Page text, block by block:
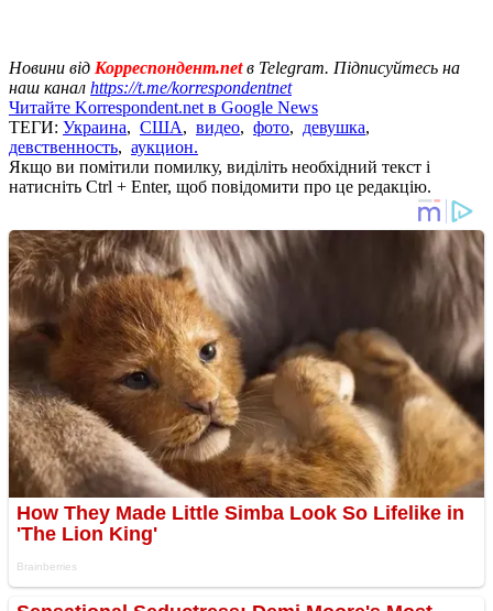
Новини від Корреспондент.netв Telegram. Підписуйтесь на
наш канал https://t.me/korrespondentnet
Читайте Korrespondent.net в Google News
ТЕГИ: Украина, США, видео, фото, девушка,
девственность, аукцион.
Якщо ви помітили помилку, виділіть необхідний текст і
натисніть Ctrl + Enter, щоб повідомити про це редакцію.